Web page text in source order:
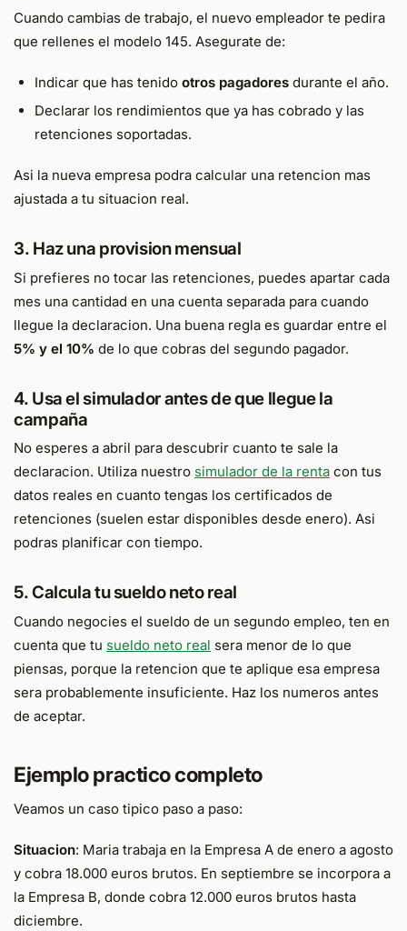
Cuando cambias de trabajo, el nuevo empleador te pedira
que rellenes el modelo 145. Asegurate de:
Indicar que has tenido otros pagadoresdurante el año.
Declarar los rendimientos que ya has cobrado y las
retenciones soportadas.
Asi la nueva empresa podra calcular una retencion mas
ajustada a tu situacion real.
3. Haz una provision mensual
Si prefieres no tocar las retenciones, puedes apartar cada
mes una cantidad en una cuenta separada para cuando
llegue la declaracion. Una buena regla es guardar entre el
5% y el 10% de lo que cobras del segundo pagador.
4. Usa el simulador antes de que llegue la
campaña
No esperes a abril para descubrir cuanto te sale la
declaracion. Utiliza nuestro simulador de la renta con tus
datos reales en cuanto tengas los certificados de
retenciones (suelen estar disponibles desde enero). Asi
podras planificar con tiempo.
5. Calcula tu sueldo neto real
Cuando negocies el sueldo de un segundo empleo, ten en
cuenta que tu sueldo neto real sera menor de lo que
piensas, porque la retencion que te aplique esa empresa
sera probablemente insuficiente. Haz los numeros antes
de aceptar.
Ejemplo practico completo
Veamos un caso tipico paso a paso:
Situacion: Maria trabaja en la Empresa A de enero a agosto
y cobra 18.000 euros brutos. En septiembre se incorpora a
la Empresa B, donde cobra 12.000 euros brutos hasta
diciembre.